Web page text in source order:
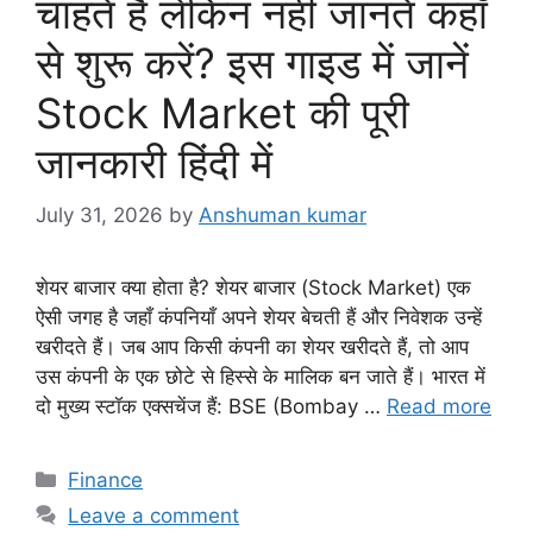
चाहते हैं लेकिन नहीं जानते कहाँ
से शुरू करें? इस गाइड में जानें
Stock Market की पूरी
जानकारी हिंदी में
July 31, 2026 by Anshuman kumar
शेयर बाजार क्या होता है? शेयर बाजार (Stock Market) एक
ऐसी जगह है जहाँ कंपनियाँ अपने शेयर बेचती हैं और निवेशक उन्हें
खरीदते हैं। जब आप किसी कंपनी का शेयर खरीदते हैं, तो आप
उस कंपनी के एक छोटे से हिस्से के मालिक बन जाते हैं। भारत में
दो मुख्य स्टॉक एक्सचेंज हैं: BSE (Bombay … Read more
C
a
Finance
Leave a comment